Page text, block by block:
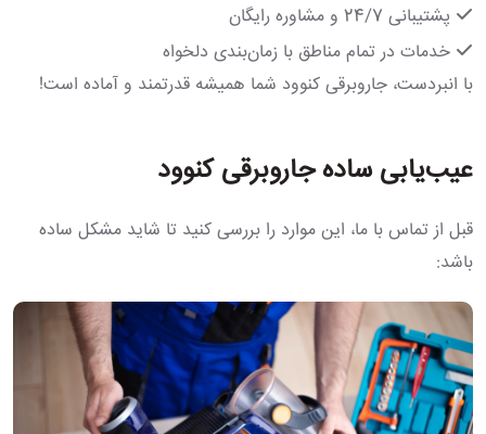
پشتیبانی 24/7 و مشاوره رایگان
خدمات در تمام مناطق با زمان‌بندی دلخواه
با انبردست، جاروبرقی کنوود شما همیشه قدرتمند و آماده است!
عیب‌یابی ساده جاروبرقی کنوود
قبل از تماس با ما، این موارد را بررسی کنید تا شاید مشکل ساده
باشد: